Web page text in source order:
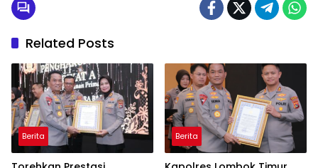
Related Posts
Berita Berita